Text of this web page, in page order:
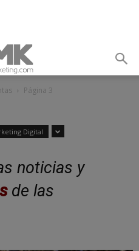
Página 3
Digital
noticias y
de las